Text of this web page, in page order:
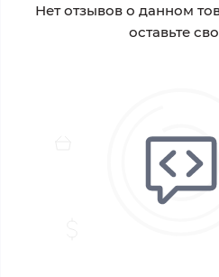
Нет отзывов о данном
оставьте